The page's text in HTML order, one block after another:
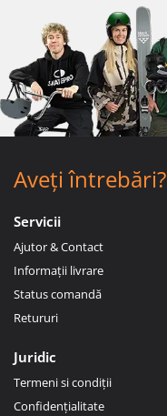
Aveți întrebări?
Servicii
Ajutor & Contact
Informații livrare
Status comandă
Retururi
Juridic
Termeni si condiții
Confidențialitate